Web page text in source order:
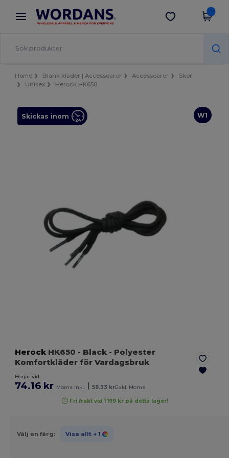
× Wordans-app
Bättre priser i appen!
Hämta app
Home Blank kläder | Accessoarer Accessoarer
Skor
Unisex
Herock HK650
W1
Skickas inom
Herock HK650 - Black - Polyester
Komfortkläder för Vardagsbruk
Börjar vid
74.16 kr Moms inkl. 59.33 krExkl. Moms
Fri frakt vid 1 199 kr på detta lager!
Välj en färg: Visa allt + 1